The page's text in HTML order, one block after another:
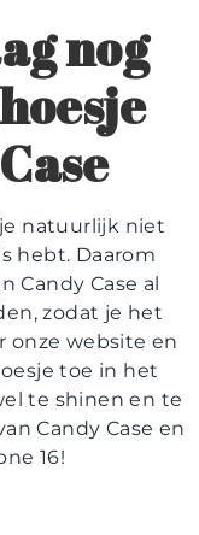
nog
natuurlijk niet
hebt. Daarom
Candy Case al
zodat je het
onze website en
toe in het
te shinen en te
Candy Case en
16!